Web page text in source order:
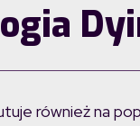
również na